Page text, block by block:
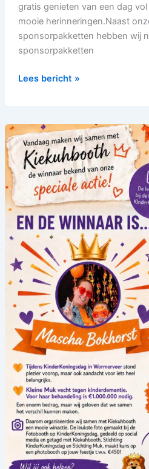
gratis genieten van een dag
mooie herinneringen.Naast
sponsorpakketten hebben wij
sponsorpakketten
Lees bericht »
Winnaar
Kiekuhbooth
Photobooth
actie
bekend!